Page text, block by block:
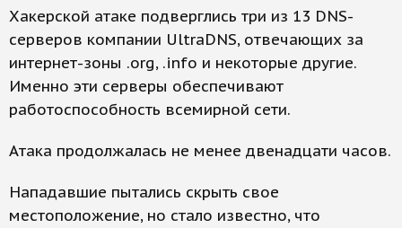
Хакерской атаке подверглись три из 13 DNS-
серверов компании UltraDNS, отвечающих за
интернет-зоны .org, .info и некоторые другие.
Именно эти серверы обеспечивают
работоспособность всемирной сети.
Атака продолжалась не менее двенадцати часов.
Нападавшие пытались скрыть свое
местоположение, но стало известно, что